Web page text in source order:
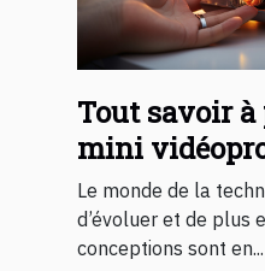
Tout savoir à
mini
Le monde de la
d’évoluer et de plus
conceptions sont en...